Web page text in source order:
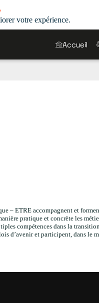
Accueil
– ETRE accompagnent et
pratique et concrète les
compétences dans la
d’avenir et participent, dans le
votre expérience.